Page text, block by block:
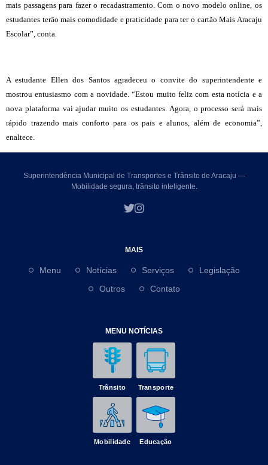
mais passagens para fazer o recadastramento. Com o novo modelo online, os
estudantes terão mais comodidade e praticidade para ter o cartão Mais Aracaju
Escolar”, conta.
A estudante Ellen dos Santos agradeceu o convite do superintendente e
mostrou entusiasmo com a novidade. “Estou muito feliz com esta notícia e a
nova plataforma vai ajudar muito os estudantes. Agora, o processo será mais
rápido trazendo mais conforto para os pais e alunos, além de economia”,
enaltece.
Superintendência Municipal de Transportes e Trânsito de Aracaju —
Mobilidade segura, trânsito inteligente.
MAIS
Menu Notícias Serviços
Legislação
Outros
Contato
MENU NOTÍCIAS
Trânsito Transporte
Mobilidade Educação